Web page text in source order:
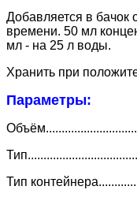
Добавляется в бачок
времени. 50 мл
мл - на 25 л воды.
Хранить при
Параметры:
Тип